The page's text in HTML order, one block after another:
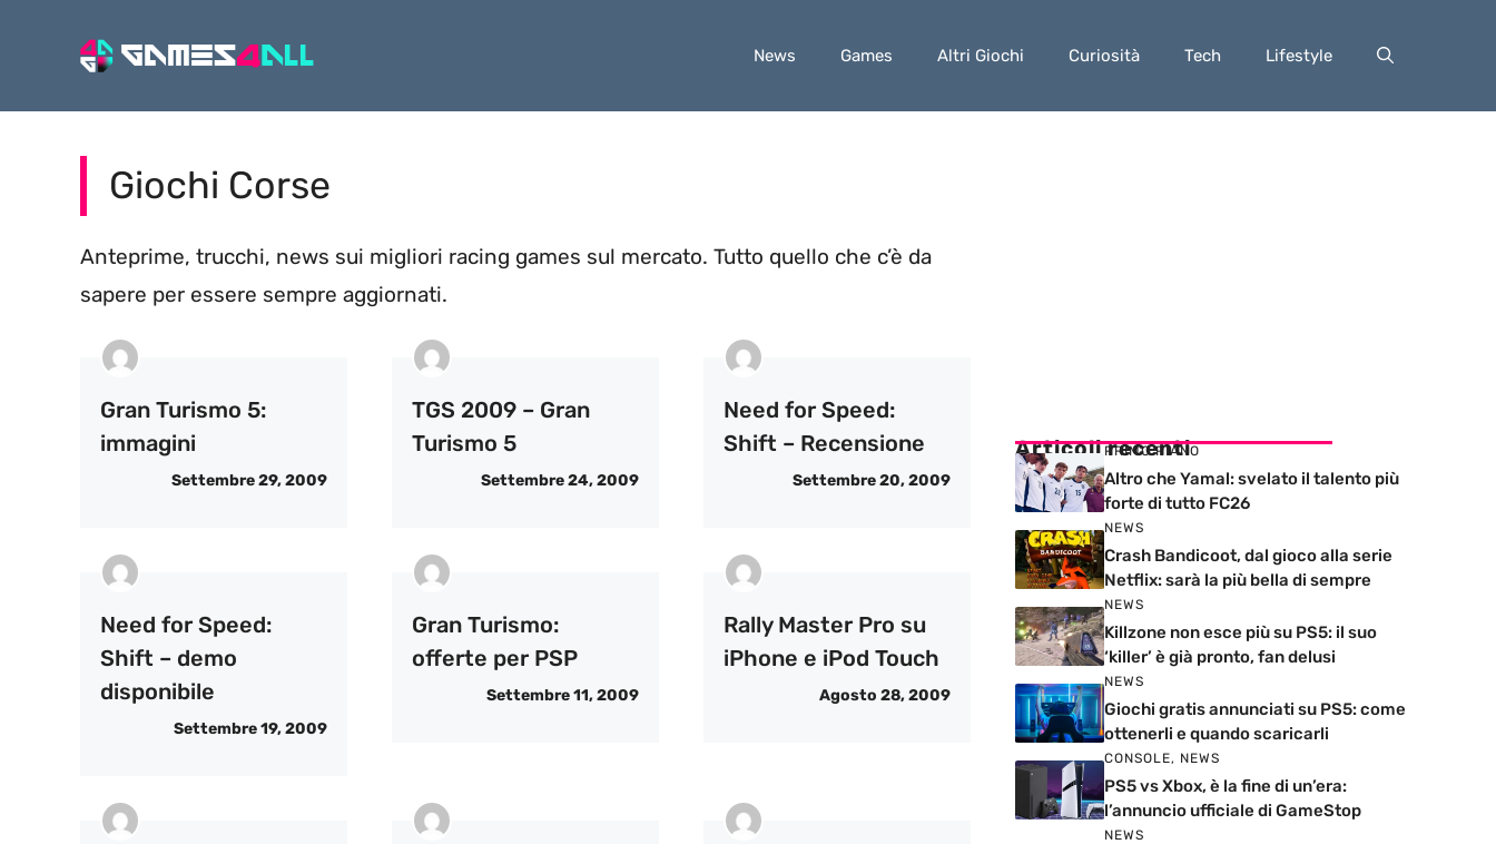
News Games Altri Giochi Curiosità Tech Lifestyle
Giochi Corse
Anteprime, trucchi, news sui migliori racing games sul mercato. Tutto quello che c’è da
sapere per essere sempre aggiornati.
Gran Turismo 5:
immagini
Settembre 29, 2009
TGS 2009 – Gran
Turismo 5
Settembre 24, 2009
Need for Speed:
Shift – Recensione
Settembre 20, 2009
Need for Speed:
Shift – demo
disponibile
Settembre 19, 2009
Gran Turismo:
offerte per PSP
Settembre 11, 2009
Rally Master Pro su
iPhone e iPod Touch
Agosto 28, 2009
Articoli recenti
PRIMO PIANO
Altro che Yamal: svelato il talento più
forte di tutto FC26
NEWS
Crash Bandicoot, dal gioco alla serie
Netflix: sarà la più bella di sempre
NEWS
Killzone non esce più su PS5: il suo
‘killer’ è già pronto, fan delusi
NEWS
Giochi gratis annunciati su PS5: come
ottenerli e quando scaricarli
CONSOLE, NEWS
PS5 vs Xbox, è la fine di un’era:
l’annuncio ufficiale di GameStop
NEWS